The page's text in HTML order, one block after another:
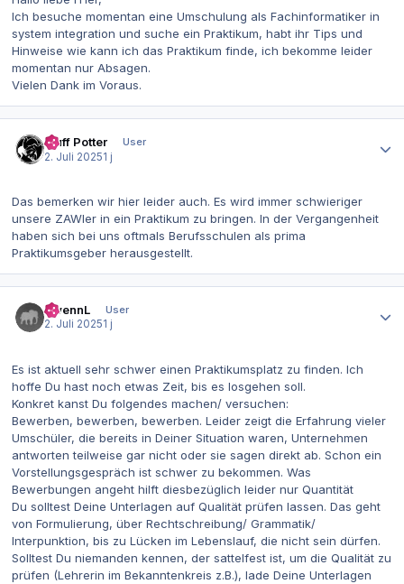
Ich besuche momentan eine Umschulung als Fachinformatiker in
system integration und suche ein Praktikum, habt ihr Tips und
Hinweise wie kann ich das Praktikum finde, ich bekomme leider
momentan nur Absagen.
Vielen Dank im Voraus.
Muff Potter
User
2. Juli 20251 j
Das bemerken wir hier leider auch. Es wird immer schwieriger
unsere ZAWler in ein Praktikum zu bringen. In der Vergangenheit
haben sich bei uns oftmals Berufsschulen als prima
Praktikumsgeber herausgestellt.
ZwennL
User
2. Juli 20251 j
Es ist aktuell sehr schwer einen Praktikumsplatz zu finden. Ich
hoffe Du hast noch etwas Zeit, bis es losgehen soll.
Konkret kanst Du folgendes machen/ versuchen:
Bewerben, bewerben, bewerben. Leider zeigt die Erfahrung vieler
Umschüler, die bereits in Deiner Situation waren, Unternehmen
antworten teilweise gar nicht oder sie sagen direkt ab. Schon ein
Vorstellungsgespräch ist schwer zu bekommen. Was
Bewerbungen angeht hilft diesbezüglich leider nur Quantität
Du solltest Deine Unterlagen auf Qualität prüfen lassen. Das geht
von Formulierung, über Rechtschreibung/ Grammatik/
Interpunktion, bis zu Lücken im Lebenslauf, die nicht sein dürfen.
Solltest Du niemanden kennen, der sattelfest ist, um die Qualität zu
prüfen (Lehrerin im Bekanntenkreis z.B.), lade Deine Unterlagen